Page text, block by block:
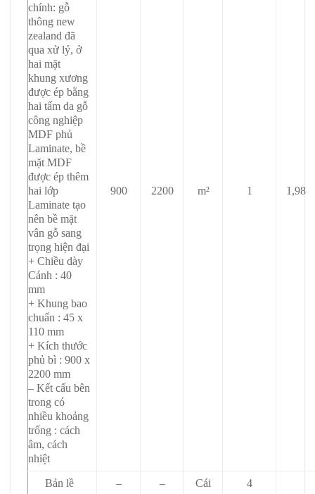
chính: gỗ
thông new
zealand đã
qua xử lý, ở
hai mặt
khung xương
được ép bằng
hai tấm da gỗ
công nghiệp
MDF phủ
Laminate, bề
mặt MDF
được ép thêm
hai lớp
Laminate tạo
nên bề mặt
vân gỗ sang
trọng hiện đại
+ Chiều dày
Cánh : 40
mm
+ Khung bao
chuẩn : 45 x
110 mm
+ Kích thước
phủ bì : 900 x
2200 mm
– Kết cấu bên
trong có
nhiều khoảng
trống : cách
âm, cách
nhiệt
900 2200 m² 1 1,98
Bản lề – – Cái 4